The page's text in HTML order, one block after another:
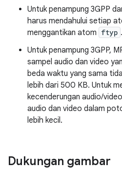
Untuk penampung 3GPP
harus mendahului setiap
menggantikan atom ftyp .
Untuk penampung 3GPP,
sampel audio dan video
beda waktu yang sama
lebih dari 500 KB. Untuk
kecenderungan audio/
audio dan video dalam
lebih kecil.
Dukungan gambar